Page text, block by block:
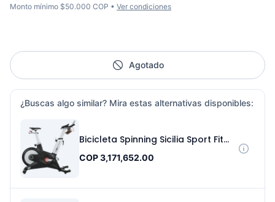
Monto mínimo $50.000 COP • Ver condiciones
Agotado
¿Buscas algo similar? Mira estas alternativas disponibles:
Bicicleta Spinning Sicilia Sport Fitness 070404
COP 3,171,652.00